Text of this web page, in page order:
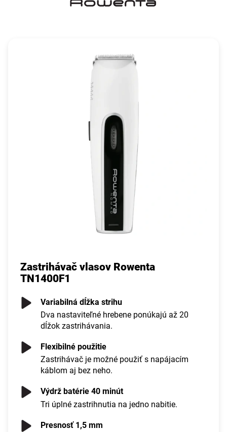
Zastrihávač vlasov Rowenta
TN1400F1
Variabilná dĺžka strihu
Dva nastaviteľné hrebene ponúkajú až 20
dĺžok zastrihávania.
Flexibilné použitie
Zastrihávač je možné použiť s napájacím
káblom aj bez neho.
Výdrž batérie 40 minút
Tri úplné zastrihnutia na jedno nabitie.
Presnosť 1,5 mm